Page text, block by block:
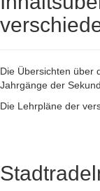
Die Übersichten über
Jahrgänge der
Die Lehrpläne der